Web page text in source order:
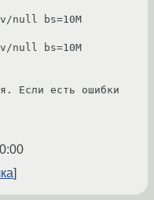
null bs=10M
null bs=10M
Если есть ошибки